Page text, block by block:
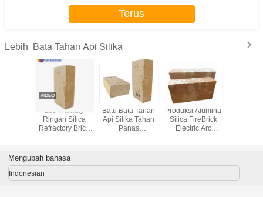
Terus
Lebih Bata Tahan Api Silika
Eco Friendly
Ringan Silica
Refractory Brick
Konduktivitas
Batu Bata Tahan
Api Silika Tahan
Panas
Produksi Alumina
Silica FireBrick
Electric Arc
Mengubah bahasa
Indonesian